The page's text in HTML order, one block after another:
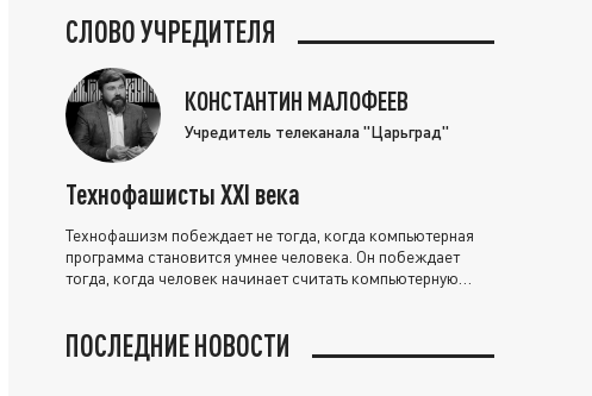
СЛОВО УЧРЕДИТЕЛЯ
КОНСТАНТИН МАЛОФЕЕВ
Учредитель телеканала "Царьград"
Технофашисты XXI века
Технофашизм побеждает не тогда, когда компьютерная
программа становится умнее человека. Он побеждает
тогда, когда человек начинает считать компьютерную
ПОСЛЕДНИЕ НОВОСТИ